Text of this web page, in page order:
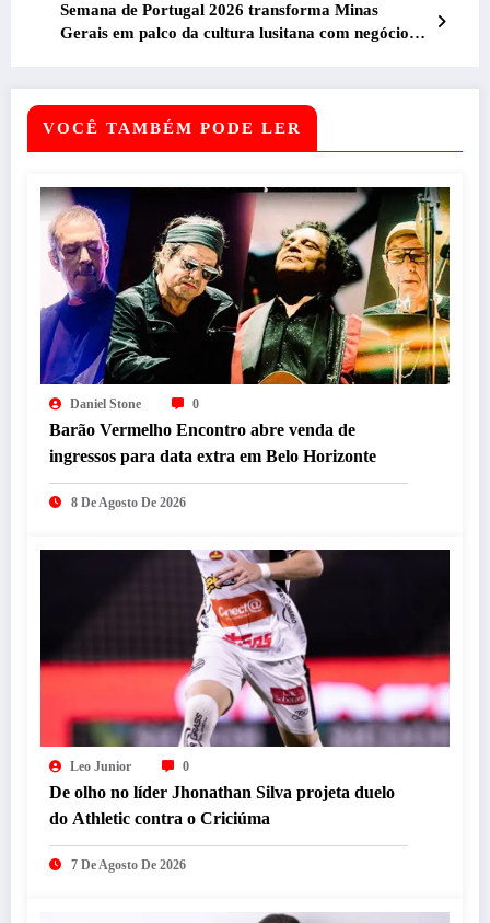
Semana de Portugal 2026 transforma Minas
Gerais em palco da cultura lusitana com negócios,
VOCÊ TAMBÉM PODE LER
Daniel Stone 0
Barão Vermelho Encontro abre venda de
ingressos para data extra em Belo Horizonte
8 De Agosto De 2026
Leo Junior 0
De olho no líder Jhonathan Silva projeta duelo
do Athletic contra o Criciúma
7 De Agosto De 2026